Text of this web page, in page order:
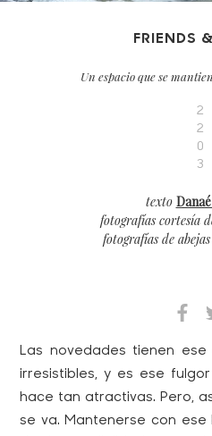
FRIENDS
Un espacio que se
2
2
0
3
texto
fotografías cortesía
fotografías de abejas
Las novedades tienen
irresistibles, y es ese
hace tan atractivas. Pero,
se va. Mantenerse con ese